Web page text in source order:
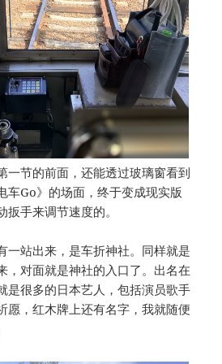
一节的前面，还能透过玻璃窗看到
车Go》的场面，终于变成现实版
手来调节速度的。
一站出来，是车折神社。同样就是
，对面就是神社的入口了。出名在
是很多的日本艺人，包括演员歌手
愿，红木牌上还有名字，我就随便